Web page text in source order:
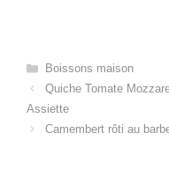
Categories
Boissons maison
Quiche Tomate
Assiette
Camembert rôti au